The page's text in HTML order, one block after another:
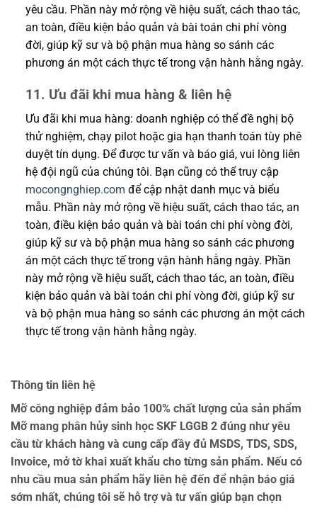
yêu cầu. Phần này mở rộng về hiệu suất, cách thao tác,
an toàn, điều kiện bảo quản và bài toán chi phí vòng
đời, giúp kỹ sư và bộ phận mua hàng so sánh các
phương án một cách thực tế trong vận hành hằng ngày.
11. Ưu đãi khi mua hàng & liên hệ
Ưu đãi khi mua hàng: doanh nghiệp có thể đề nghị bộ
thử nghiệm, chạy pilot hoặc gia hạn thanh toán tùy phê
duyệt tín dụng. Để được tư vấn và báo giá, vui lòng liên
hệ đội ngũ của chúng tôi. Bạn cũng có thể truy cập
mocongnghiep.com để cập nhật danh mục và biểu
mẫu. Phần này mở rộng về hiệu suất, cách thao tác, an
toàn, điều kiện bảo quản và bài toán chi phí vòng đời,
giúp kỹ sư và bộ phận mua hàng so sánh các phương
án một cách thực tế trong vận hành hằng ngày. Phần
này mở rộng về hiệu suất, cách thao tác, an toàn, điều
kiện bảo quản và bài toán chi phí vòng đời, giúp kỹ sư
và bộ phận mua hàng so sánh các phương án một cách
thực tế trong vận hành hằng ngày.
Thông tin liên hệ
Mỡ công nghiệp đảm bảo 100% chất lượng của sản phẩm
Mỡ mang phân hủy sinh học SKF LGGB 2 đúng như yêu
cầu từ khách hàng và cung cấp đầy đủ MSDS, TDS, SDS,
Invoice, mở tờ khai xuất khẩu cho từng sản phẩm. Nếu có
nhu cầu mua sản phẩm hãy liên hệ đến để nhận báo giá
sớm nhất, chúng tôi sẽ hỗ trợ và tư vấn giúp bạn chọn